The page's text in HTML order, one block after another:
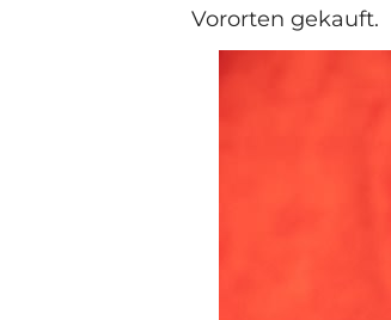
Vororten gekauft.